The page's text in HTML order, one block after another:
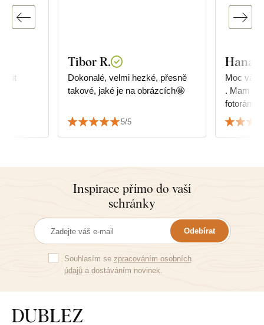
Tibor R.
Dokonalé, velmi hezké, přesně
takové, jaké je na obrázcích🤩
5/5
Hana
Moc vám
. Mam
👏
Inspirace přímo do vaší
schránky
Odebírat
Souhlasím se zpracováním osobních
údajůa dostáváním novinek.